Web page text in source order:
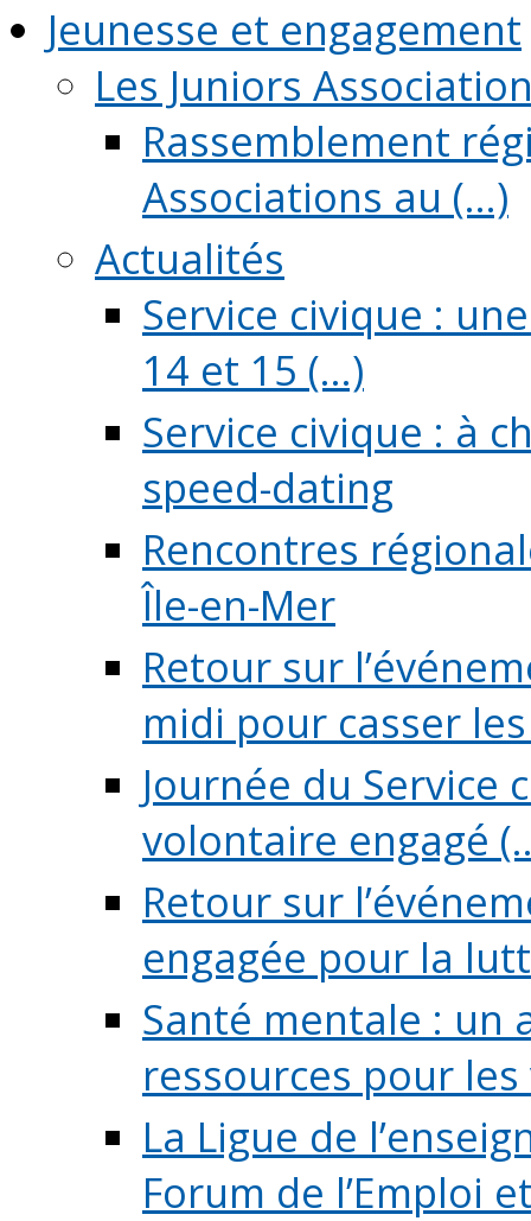
Jeunesse et engagement
Les Juniors
Rassemblement
Associations au (...)
Actualités
Service civique :
14 et 15 (...)
Service civique : à
speed-dating
Rencontres
Île-en-Mer
Retour sur
midi pour casser les
Journée du Service
volontaire engagé
Retour sur
engagée pour la
Santé mentale : un
ressources pour
La Ligue de
Forum de l’Emploi